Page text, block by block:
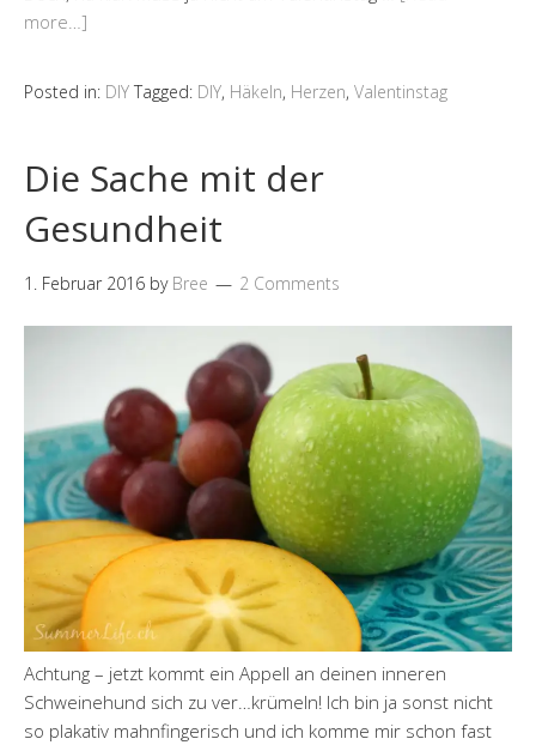
more…]
Posted in: DIY Tagged: DIY, Häkeln, Herzen, Valentinstag
Die Sache mit der
Gesundheit
1. Februar 2016 by Bree 2 Comments
Achtung – jetzt kommt ein Appell an deinen inneren
Schweinehund sich zu ver…krümeln! Ich bin ja sonst nicht
so plakativ mahnfingerisch und ich komme mir schon fast